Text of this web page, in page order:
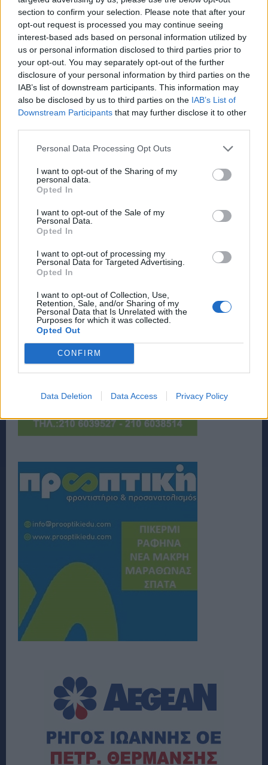
section to confirm your selection. Please note that after your
opt-out request is processed you may continue seeing
interest-based ads based on personal information utilized by
us or personal information disclosed to third parties prior to
your opt-out. You may separately opt-out of the further
disclosure of your personal information by third parties on the
IAB’s list of downstream participants. This information may
also be disclosed by us to third parties on the IAB’s List of
Downstream Participants that may further disclose it to other
Personal Data Processing Opt Outs
I want to opt-out of the Sharing of my
personal data.
Opted In
I want to opt-out of the Sale of my
Personal Data.
Opted In
I want to opt-out of processing my
Personal Data for Targeted Advertising.
Opted In
I want to opt-out of Collection, Use,
Retention, Sale, and/or Sharing of my
Personal Data that Is Unrelated with the
Purposes for which it was collected.
Opted Out
CONFIRM
Data Deletion Data Access Privacy Policy